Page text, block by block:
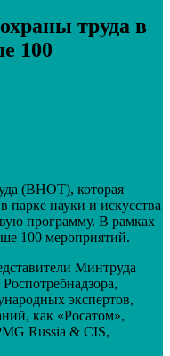
труда в
100
(ВНОТ), которая
парке науки и искусства
программу. В рамках
100 мероприятий.
Минтруда
экспертов,
как «Росатом»,
Russia & CIS,